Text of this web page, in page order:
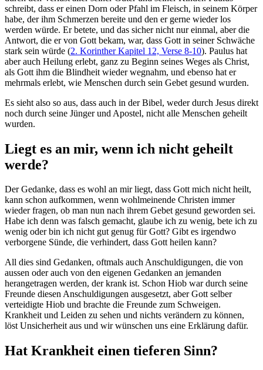
schreibt, dass er einen Dorn oder Pfahl im Fleisch, in seinem Körper
habe, der ihm Schmerzen bereite und den er gerne wieder los
werden würde. Er betete, und das sicher nicht nur einmal, aber die
Antwort, die er von Gott bekam, war, dass Gott in seiner Schwäche
stark sein würde (2. Korinther Kapitel 12, Verse 8-10). Paulus hat
aber auch Heilung erlebt, ganz zu Beginn seines Weges als Christ,
als Gott ihm die Blindheit wieder wegnahm, und ebenso hat er
mehrmals erlebt, wie Menschen durch sein Gebet gesund wurden.
Es sieht also so aus, dass auch in der Bibel, weder durch Jesus direkt
noch durch seine Jünger und Apostel, nicht alle Menschen geheilt
wurden.
Liegt es an mir, wenn ich nicht geheilt
werde?
Der Gedanke, dass es wohl an mir liegt, dass Gott mich nicht heilt,
kann schon aufkommen, wenn wohlmeinende Christen immer
wieder fragen, ob man nun nach ihrem Gebet gesund geworden sei.
Habe ich denn was falsch gemacht, glaube ich zu wenig, bete ich zu
wenig oder bin ich nicht gut genug für Gott? Gibt es irgendwo
verborgene Sünde, die verhindert, dass Gott heilen kann?
All dies sind Gedanken, oftmals auch Anschuldigungen, die von
aussen oder auch von den eigenen Gedanken an jemanden
herangetragen werden, der krank ist. Schon Hiob war durch seine
Freunde diesen Anschuldigungen ausgesetzt, aber Gott selber
verteidigte Hiob und brachte die Freunde zum Schweigen.
Krankheit und Leiden zu sehen und nichts verändern zu können,
löst Unsicherheit aus und wir wünschen uns eine Erklärung dafür.
Hat Krankheit einen tieferen Sinn?